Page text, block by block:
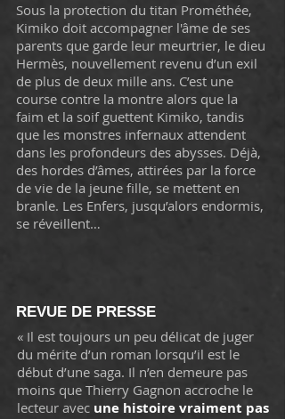
Sous la protection du titan Prométhée,
Kimiko doit accompagner l'âme de ses
parents que garde leur meurtrier, le dieu
Hermès, nouvellement revenu d’un exil
de plus de deux mille ans. C’est une
course contre la montre alors que la
faim et la soif guettent Kimiko, tandis
que les monstres infernaux attendent
dans les profondeurs des abysses. Déjà,
des hordes d’âmes, attirées par la force
de vie de la jeune fille, se mettent en
branle. Les Enfers, jusqu’alors endormis,
se réveillent…
REVUE DE PRESSE
« Il est toujours un peu délicat de juger
du mérite d’un roman lorsqu’il est le
début d’une saga. Il n’en demeure pas
moins que Thierry Gagnon accroche le
lecteur avec une histoire vraiment pas